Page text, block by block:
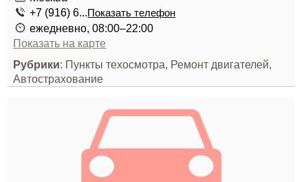
+7 (916) 6...Показать телефон
ежедневно, 08:00–22:00
Показать на карте
Рубрики: Пункты техосмотра, Ремонт двигателей,
Автострахование